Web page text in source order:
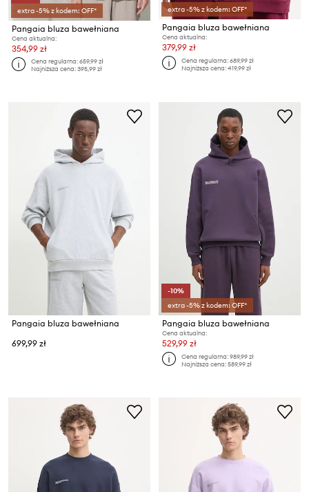
extra -5% z kodem: OFF*
Pangaia bluza bawełniana
Cena aktualna:
354,99 zł
Cena regularna:659,99 zł
Najniższa cena:395,99 zł
extra -5% z kodem: OFF*
Pangaia bluza bawełniana
Cena aktualna:
379,99 zł
Cena regularna:689,99 zł
Najniższa cena:419,99 zł
Pangaia bluza bawełniana
699,99 zł
-10%
extra -5% z kodem: OFF*
Pangaia bluza bawełniana
Cena aktualna:
529,99 zł
Cena regularna:989,99 zł
Najniższa cena:589,99 zł